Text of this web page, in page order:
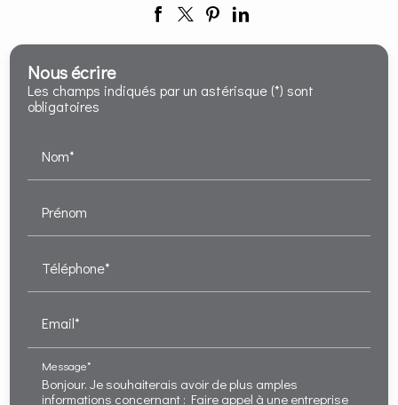
Nous écrire
Les champs indiqués par un astérisque (*) sont
obligatoires
Nom*
Prénom
Téléphone*
Email*
Message*